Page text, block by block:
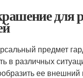
для
предмет
в различных
ее